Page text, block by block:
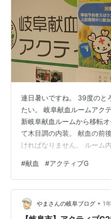
連日暑いですね。 39度のと
たい。 岐阜献血ルームアク
新岐阜献血ルームから移転
て木目調の内装。 献血の前
ければなりません。 ルーム
血後休憩している時はカフ
6月16日から9月30日までの
ーン」を開催してました。
かなべ献血ルームにて。 事
員。 アイスはガリガリ君が
#献血 #アクティブG
やまさんの岐阜ブログ • 1